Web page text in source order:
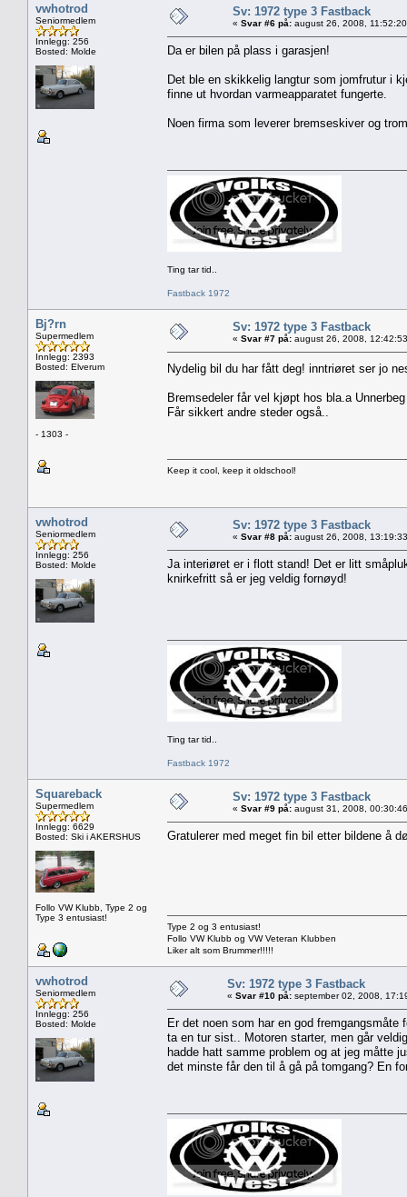
vwhotrod
Seniormedlem
Innlegg: 256
Bosted: Molde
Sv: 1972 type 3 Fastback
« Svar #6 på: august 26, 2008,
Da er bilen på plass i garasjen!
Det ble en skikkelig langtur som jomfrutur i
finne ut hvordan varmeapparatet fungerte.
Noen firma som leverer bremseskiver og
Ting tar tid..
Fastback 1972
Bj?rn
Supermedlem
Innlegg: 2393
Bosted: Elverum
- 1303 -
Sv: 1972 type 3 Fastback
« Svar #7 på: august 26, 2008,
Nydelig bil du har fått deg! inntriøret ser jo
Bremsedeler får vel kjøpt hos bla.a
Får sikkert andre steder også..
Keep it cool, keep it oldschool!
vwhotrod
Seniormedlem
Innlegg: 256
Bosted: Molde
Sv: 1972 type 3 Fastback
« Svar #8 på: august 26, 2008,
Ja interiøret er i flott stand! Det er litt
knirkefritt så er jeg veldig fornøyd!
Ting tar tid..
Fastback 1972
Squareback
Supermedlem
Innlegg: 6629
Bosted: Ski i AKERSHUS
Follo VW Klubb, Type 2 og
Type 3 entusiast!
Sv: 1972 type 3 Fastback
« Svar #9 på: august 31, 2008,
Gratulerer med meget fin bil etter bildene å
Type 2 og 3 entusiast!
Follo VW Klubb og VW Veteran Klubben
Liker alt som Brummer!!!!!
vwhotrod
Seniormedlem
Innlegg: 256
Bosted: Molde
Sv: 1972 type 3 Fastback
« Svar #10 på: september 02, 2008,
Er det noen som har en god
ta en tur sist.. Motoren starter, men går
hadde hatt samme problem og at jeg måtte
det minste får den til å gå på tomgang? En